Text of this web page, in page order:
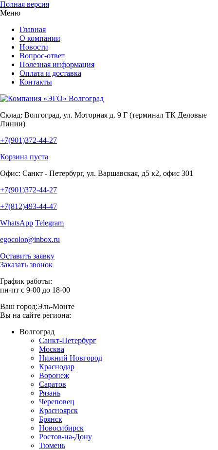
Полная версия
Меню
Главная
О компании
Новости
Вопрос-ответ
Полезная информация
Оплата и доставка
Контакты
Склад: Волгоград, ул. Моторная д. 9 Г (терминал ТК Деловые
Линии)
+7(901)372-44-27
Корзина пуста
Офис: Санкт - Петербург, ул. Варшавская, д5 к2, офис 301
+7(901)372-44-27
+7(812)493-44-47
WhatsApp Telegram
egocolor@inbox.ru
Оставить заявку
Заказать звонок
График работы:
пн-пт с 9-00 до 18-00
Ваш город:Эль-Монте
Вы на сайте региона:
Волгоград
Санкт-Петербург
Москва
Нижний Новгород
Краснодар
Воронеж
Саратов
Рязань
Череповец
Красноярск
Брянск
Новосибирск
Ростов-на-Дону
Тюмень